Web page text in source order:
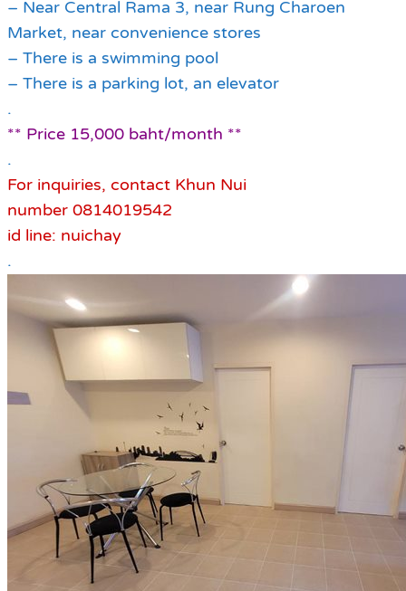
– Near Central Rama 3, near Rung Charoen
Market, near convenience stores
– There is a swimming pool
– There is a parking lot, an elevator
.
** Price 15,000 baht/month **
.
For inquiries, contact Khun Nui
number 0814019542
id line: nuichay
.